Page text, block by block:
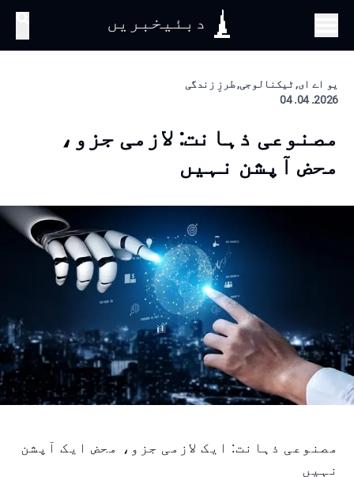
دبئیخبریں
یو اے ای, ٹیکنالوجی, طرزِ زندگی
2026. 04. 04
مصنوعی ذہانت: لازمی جزو،
محض آپشن نہیں
مصنوعی ذہانت: ایک لازمی جزو، محض ایک آپشن
نہیں